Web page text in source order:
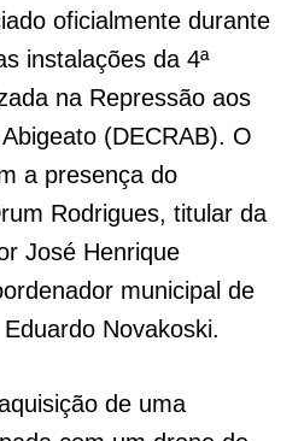
oficialmente durante
instalações da 4ª
na Repressão aos
(DECRAB). O
a presença do
Rodrigues, titular da
José Henrique
municipal de
Novakoski.
de uma